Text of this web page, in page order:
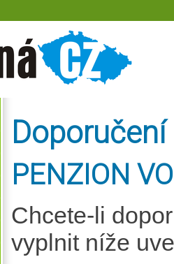
PENZION
Chcete-li
vyplnit níže